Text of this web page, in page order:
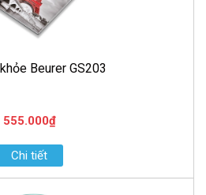
Beurer GS203
555.000₫
Chi tiết